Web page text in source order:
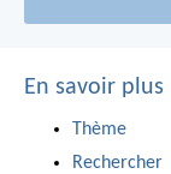
En savoir plus
Thème
Rechercher